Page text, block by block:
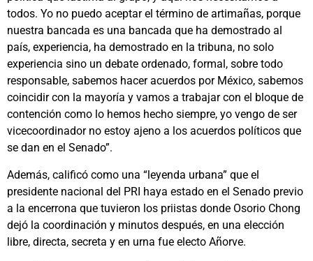
todos. Yo no puedo aceptar el término de artimañas, porque
nuestra bancada es una bancada que ha demostrado al
país, experiencia, ha demostrado en la tribuna, no solo
experiencia sino un debate ordenado, formal, sobre todo
responsable, sabemos hacer acuerdos por México, sabemos
coincidir con la mayoría y vamos a trabajar con el bloque de
contención como lo hemos hecho siempre, yo vengo de ser
vicecoordinador no estoy ajeno a los acuerdos políticos que
se dan en el Senado”.
Además, calificó como una “leyenda urbana” que el
presidente nacional del PRI haya estado en el Senado previo
a la encerrona que tuvieron los priistas donde Osorio Chong
dejó la coordinación y minutos después, en una elección
libre, directa, secreta y en urna fue electo Añorve.